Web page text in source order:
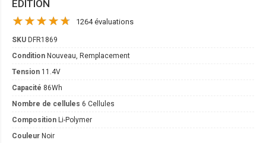
EDITION
1264 évaluations
SKU DFR1869
Condition Nouveau, Remplacement
Tension 11.4V
Capacité 86Wh
Nombre de cellules 6 Cellules
Composition Li-Polymer
Couleur Noir